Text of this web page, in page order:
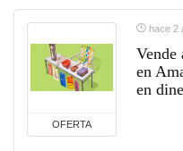
OFERTA
hace 2
Vende
en
en